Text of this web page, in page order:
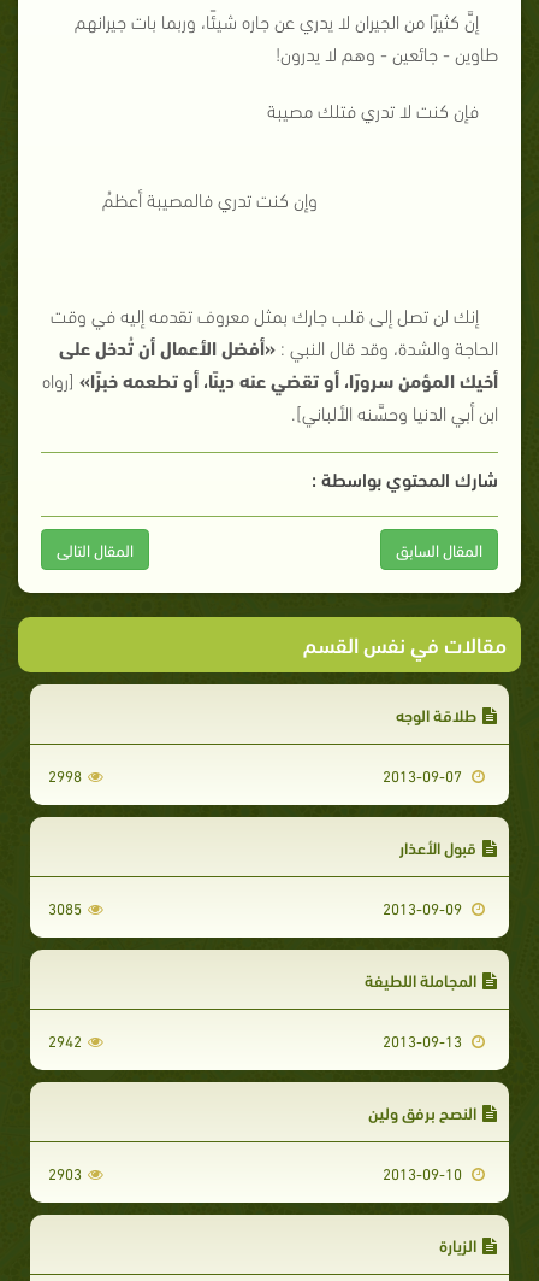
إنَّ كثيرًا من الجيران لا يدري عن جاره شيئًا، وربما بات جيرانهم
طاوين - جائعين - وهم لا يدرون!
فإن كنت لا تدري فتلك مصيبة
وإن كنت تدري فالمصيبة أعظمُ
إنك لن تصل إلى قلب جارك بمثل معروف تقدمه إليه في وقت
الحاجة والشدة، وقد قال النبي : «أفضل الأعمال أن تُدخل على
أخيك المؤمن سرورًا، أو تقضي عنه دينًا، أو تطعمه خبزًا» [رواه
ابن أبي الدنيا وحسَّنه الألباني].
شارك المحتوي بواسطة :
المقال السابق المقال التالى
مقالات في نفس القسم
طلاقة الوجه
2998
قبول الأعذار
3085
المجاملة اللطيفة
2942
النصح برفق ولين
2903
الزيارة